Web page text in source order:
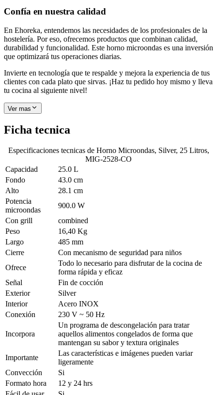
Confía en nuestra calidad
En Ehoreka, entendemos las necesidades de los profesionales de la
hostelería. Por eso, ofrecemos productos que combinan calidad,
durabilidad y funcionalidad. Este horno microondas es una inversión
que optimizará tus operaciones diarias.
Invierte en tecnología que te respalde y mejora la experiencia de tus
clientes con cada plato que sirvas. ¡Haz tu pedido hoy mismo y lleva
tu cocina al siguiente nivel!
Ver mas
Ficha tecnica
Especificaciones tecnicas de Horno Microondas, Silver, 25 Litros,
MIG-2528-CO
Capacidad
25.0 L
Fondo
43.0 cm
Alto
28.1 cm
Potencia
microondas
900.0 W
Con grill
combined
Peso
16,40 Kg
Largo
485 mm
Cierre
Con mecanismo de seguridad para niños
Ofrece
Todo lo necesario para disfrutar de la cocina de
forma rápida y eficaz
Señal
Fin de cocción
Exterior
Silver
Interior
Acero INOX
Conexión
230 V ~ 50 Hz
Incorpora
Un programa de descongelación para tratar
aquellos alimentos congelados de forma que
mantengan su sabor y textura originales
Importante
Las características e imágenes pueden variar
ligeramente
Convección
Si
Formato hora
12 y 24 hrs